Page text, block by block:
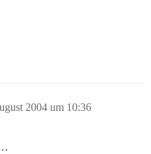
2004 um 10:36